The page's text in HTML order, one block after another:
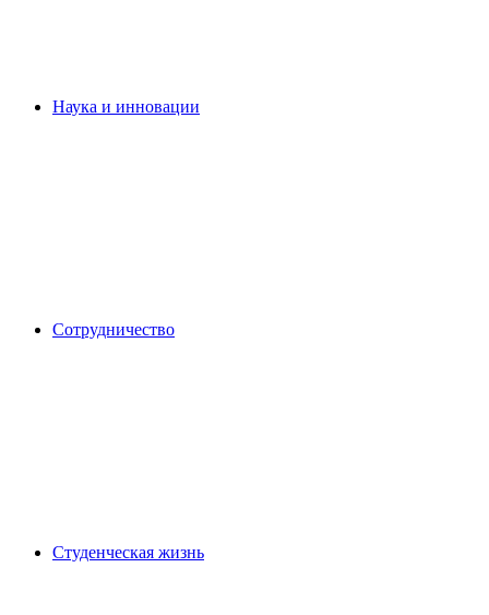
Наука и инновации
Сотрудничество
Студенческая жизнь